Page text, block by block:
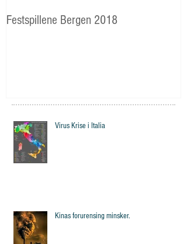
Festspillene Bergen 2018
Virus Krise i Italia
Kinas forurensing minsker.